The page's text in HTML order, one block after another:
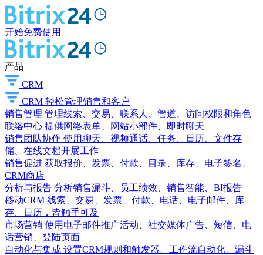
开始免费使用
产品
CRM
CRM 轻松管理销售和客户
销售管理 管理线索、交易、联系人、管道、访问权限和角色
联络中心 提供网络表单、网站小部件、即时聊天
销售团队协作 使用聊天、视频通话、任务、日历、文件存
储、在线文档开展工作
销售促进 获取报价、发票、付款、目录、库存、电子签名、
CRM商店
分析与报告 分析销售漏斗、员工绩效、销售智能、BI报告
移动CRM 线索、交易、发票、付款、电话、电子邮件、库
存、日历，皆触手可及
市场营销 使用电子邮件推广活动、社交媒体广告、短信、电
话营销、登陆页面
自动化与集成 设置CRM规则和触发器、工作流自动化、漏斗